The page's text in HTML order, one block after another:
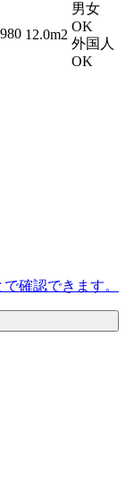
12.0m2
男女
OK
外国人
OK
確認できます。